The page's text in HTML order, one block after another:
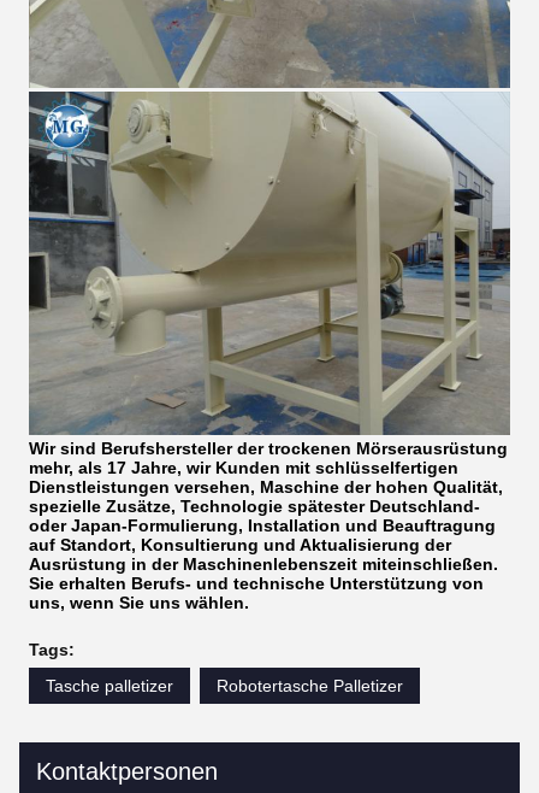
Wir sind Berufshersteller der trockenen Mörserausrüstung
mehr, als 17 Jahre, wir Kunden mit schlüsselfertigen
Dienstleistungen versehen, Maschine der hohen Qualität,
spezielle Zusätze, Technologie spätester Deutschland-
oder Japan-Formulierung, Installation und Beauftragung
auf Standort, Konsultierung und Aktualisierung der
Ausrüstung in der Maschinenlebenszeit miteinschließen.
Sie erhalten Berufs- und technische Unterstützung von
uns, wenn Sie uns wählen.
Tags:
Tasche palletizer
Robotertasche Palletizer
Kontaktpersonen